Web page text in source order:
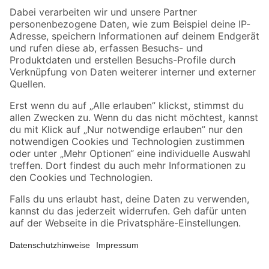
Zahlungsarten Versandarten
Sicher einkaufen
Jetzt die toom-App herunterladen
Alle Preisangaben in EUR inkl. gesetzl. MwSt.. Die dargestellten Angebote sind unter
Umständen nicht in allen Märkten verfügbar. Die angegebenen Verfügbarkeiten beziehen
Produkte nur solange der Vorrat reicht.
*Paketversand ab 59 € versandkostenfrei, gilt nicht für Artikel mit Speditionsversand, hier